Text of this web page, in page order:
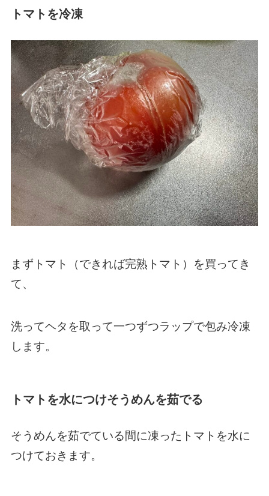
トマトを冷凍
まずトマト（できれば完熟トマト）を買ってき
て、
洗ってヘタを取って一つずつラップで包み冷凍
します。
トマトを水につけそうめんを茹でる
そうめんを茹でている間に凍ったトマトを水に
つけておきます。